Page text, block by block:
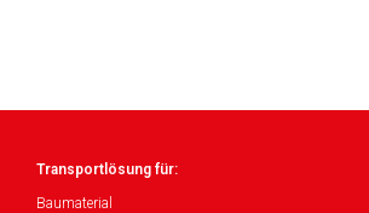
Transportlösung für:
Baumaterial